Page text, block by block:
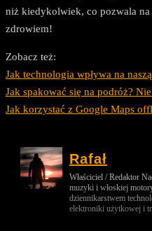
niż kiedykolwiek, co pozwala na
zdrowiem!
Zobacz też:
Jak technologia wpływa na
Jak spakować się na podróż?
Jak korzystać z Google Maps
Rafał
Właściciel / Redaktor
muzyki i włoskiej
dziennikarstwem
elektroniki użytkowej i